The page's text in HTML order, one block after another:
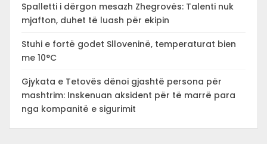
Spalletti i dërgon mesazh Zhegrovës: Talenti nuk
mjafton, duhet të luash për ekipin
Stuhi e fortë godet Slloveninë, temperaturat bien
me 10°C
Gjykata e Tetovës dënoi gjashtë persona për
mashtrim: Inskenuan aksident për të marrë para
nga kompanitë e sigurimit